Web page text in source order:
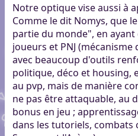
Notre optique vise aussi à
Comme le dit Nomys, que
partie du monde", en ayant
joueurs et PNJ (mécanisme
avec beaucoup d'outils
politique, déco et housing,
au pvp, mais de manière
ne pas être attaquable, au
bonus en jeu ;
dans les tutoriels, combats